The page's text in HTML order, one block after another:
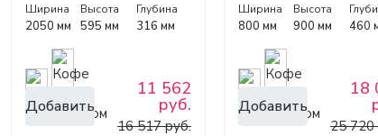
Ширина
2050 мм
Высота
595 мм
Глубина
316 мм
Добавить
11 562
руб.
16 517 руб.
Ширина
800 мм
Высота
900 мм 460
Добавить
18
25 720